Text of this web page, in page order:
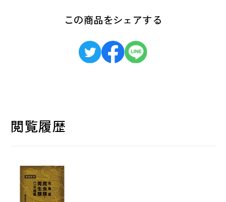
この商品をシェアする
閲覧履歴